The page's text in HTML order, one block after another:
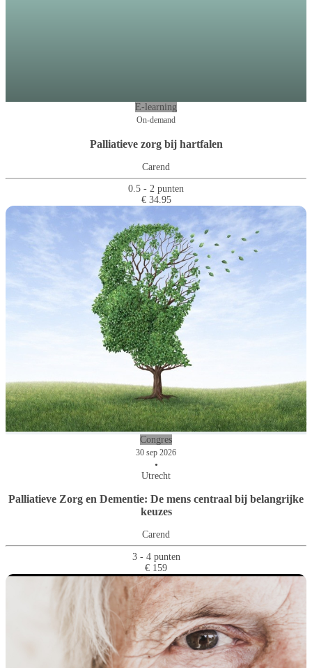
E-learning
On-demand
Palliatieve zorg bij hartfalen
Carend
0.5 - 2 punten
€ 34.95
Congres
30 sep 2026
•
Utrecht
Palliatieve Zorg en Dementie: De mens centraal bij belangrijke
keuzes
Carend
3 - 4 punten
€ 159